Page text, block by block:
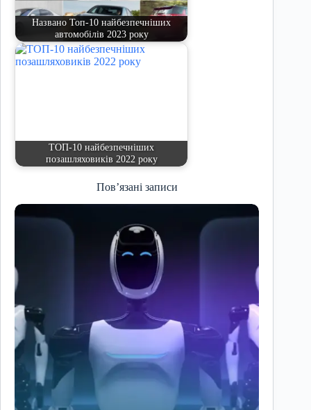
Названо Топ-10 найбезпечніших
автомобілів 2023 року
ТОП-10 найбезпечніших
позашляховиків 2022 року
Пов’язані записи